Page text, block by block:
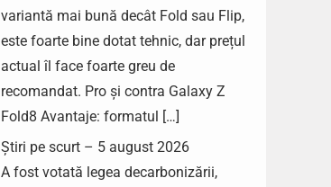
variantă mai bună decât Fold sau Flip,
este foarte bine dotat tehnic, dar prețul
actual îl face foarte greu de
recomandat. Pro și contra Galaxy Z
Fold8 Avantaje: formatul […]
Știri pe scurt – 5 august 2026
A fost votată legea decarbonizării,